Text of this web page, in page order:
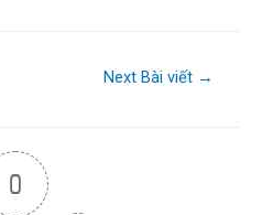
Next Bài viết →
0